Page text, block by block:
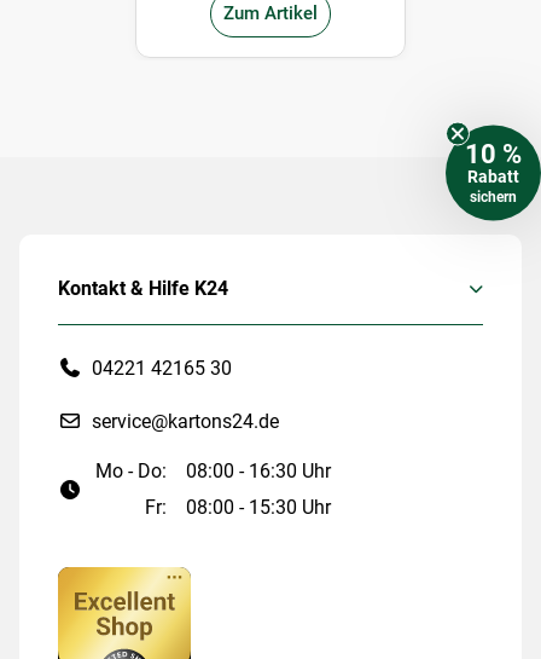
Zum Artikel
Kontakt & Hilfe K24
04221 42165 30
service@kartons24.de
Mo - Do:
08:00 - 16:30 Uhr
Fr:
08:00 - 15:30 Uhr
10 %
Rabatt
sichern